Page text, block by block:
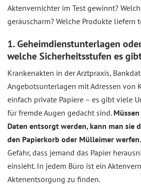
Aktenvernichter im Test gewinnt?
geräuscharm? Welche Produkte liefern
1. Geheimdienstunterlagen
welche Sicherheitsstufen es
Krankenakten in der Arztpraxis,
Angebotsunterlagen mit Adressen von
einfach private Papiere – es gibt viele
für fremde Augen gedacht sind.
Daten entsorgt werden, kann man sie
den Papierkorb oder Mülleimer werfen.
Gefahr, dass jemand das Papier
einsieht. In jedem Büro ist ein
Aktenentsorgung zu finden.